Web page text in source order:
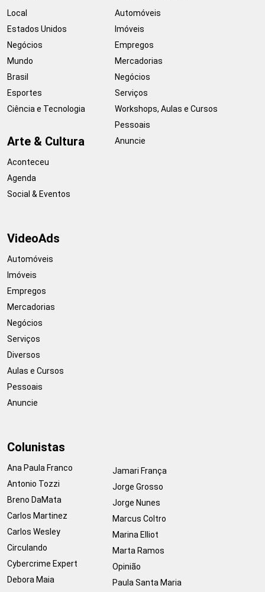
Local
Estados Unidos
Negócios
Mundo
Brasil
Esportes
Ciência e Tecnologia
Arte & Cultura
Aconteceu
Agenda
Social & Eventos
Automóveis
Imóveis
Empregos
Mercadorias
Negócios
Serviços
Workshops, Aulas e Cursos
Pessoais
Anuncie
VideoAds
Automóveis
Imóveis
Empregos
Mercadorias
Negócios
Serviços
Diversos
Aulas e Cursos
Pessoais
Anuncie
Colunistas
Ana Paula Franco
Antonio Tozzi
Breno DaMata
Carlos Martinez
Carlos Wesley
Circulando
Cybercrime Expert
Debora Maia
Jamari França
Jorge Grosso
Jorge Nunes
Marcus Coltro
Marina Elliot
Marta Ramos
Opinião
Paula Santa Maria